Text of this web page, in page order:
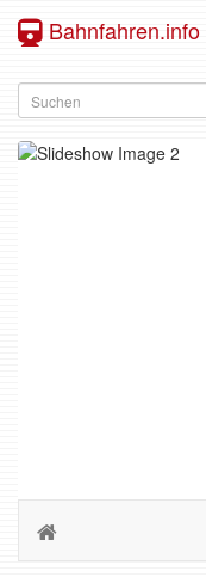
Bahnfahren.info